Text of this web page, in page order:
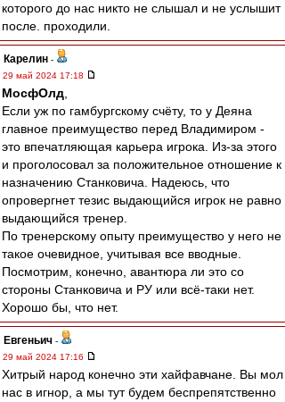
которого до нас никто не слышал и не услышит
после. проходили.
Карелин -
29 май 2024 17:18
МосфОлд
Если уж по гамбургскому счёту, то у Деяна
главное преимущество перед Владимиром -
это впечатляющая карьера игрока. Из-за этого
и проголосовал за положительное отношение к
назначению Станковича. Надеюсь, что
опровергнет тезис выдающийся игрок не равно
выдающийся тренер.
По тренерскому опыту преимущество у него не
такое очевидное, учитывая все вводные.
Посмотрим, конечно, авантюра ли это со
стороны Станковича и РУ или всё-таки нет.
Хорошо бы, что нет.
Евгеньич -
29 май 2024 17:16
Хитрый народ конечно эти хайфавчане. Вы мол
нас в игнор, а мы тут будем беспрепятственно